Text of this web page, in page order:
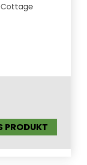
PRODUKT